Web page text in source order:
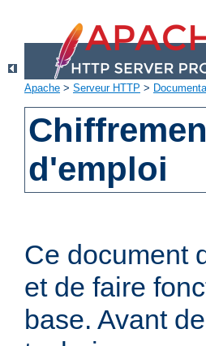
Apache > Serveur HTTP >
d'emploi
Ce document
et de faire
base. Avant